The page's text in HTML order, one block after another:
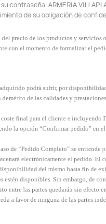
contraseña. ARMERIA
de su obligación de
precio de los productos y servicios
con el momento de formalizar el
podrá sufrir, por
de las calidades y
final para el cliente e incluyendo
la opción “Confirmar pedido” en
de “Pedido Completo” se entiende
electrónicamente el pedido.
del mismo hasta fin de
disponibles. Sin embargo, de
las partes quedarán sin efecto
a favor de ninguna de las partes